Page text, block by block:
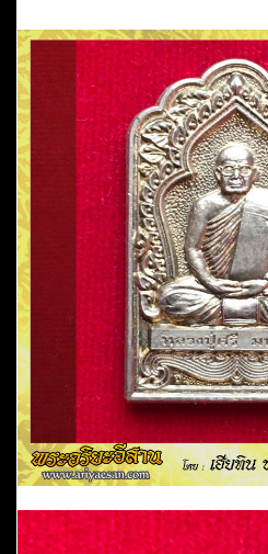
เสาร์5
เนื้อ
อัล
ปาก้
า
หมายเลข1278
ตอก
โค้ด
ศ
ปี2554
วัด
ป่า
กุง
จ.ร้อยเอ็ด
ชิ้น